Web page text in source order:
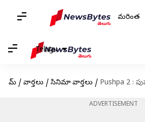
మరింత
Telugu
హోమ్ / వార్తలు / సినిమా వార్తలు / Pushpa 2 : పుష్ప2పై దేవిశ్రీ కీలక
ADVERTISEMENT